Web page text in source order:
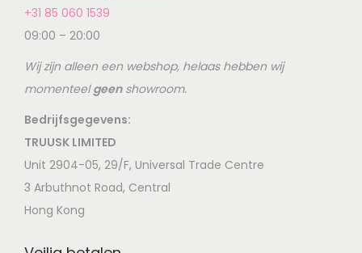
+31 85 060 1539
09:00 – 20:00
Wij zijn alleen een webshop, helaas hebben wij
momenteelgeenshowroom.
Bedrijfsgegevens:
TRUUSK LIMITED
Unit 2904-05, 29/F, Universal Trade Centre
3 Arbuthnot Road, Central
Hong Kong